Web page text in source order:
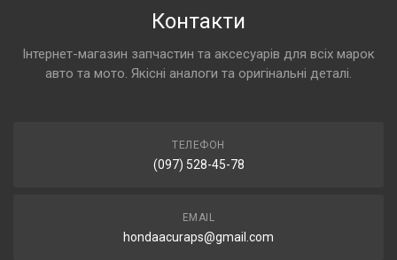
Контакти
Інтернет-магазин запчастин та аксесуарів для всіх марок
авто та мото. Якісні аналоги та оригінальні деталі.
ТЕЛЕФОН
(097) 528-45-78
EMAIL
hondaacuraps@gmail.com